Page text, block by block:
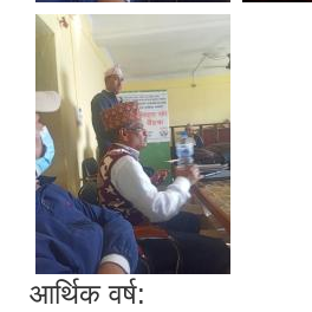
आर्थिक वर्ष: